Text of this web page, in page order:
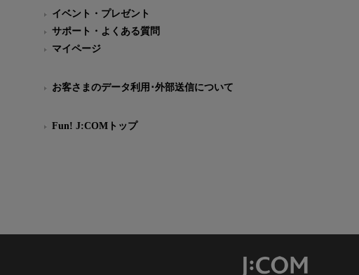
イベント・プレゼント
サポート・よくある質問
マイページ
お客さまのデータ利用･外部送信について
Fun! J:COMトップ